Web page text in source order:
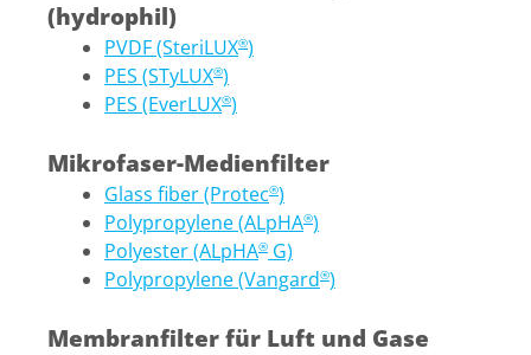
(hydrophil)
PVDF (SteriLUX®)
PES (STyLUX®)
PES (EverLUX®)
Mikrofaser-Medienfilter
Glass fiber (Protec®)
Polypropylene (ALpHA®)
Polyester (ALpHA® G)
Polypropylene (Vangard®)
Membranfilter für Luft und Gase